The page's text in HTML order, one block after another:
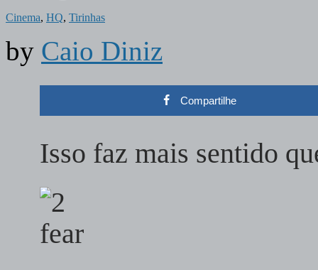
Cinema, HQ, Tirinhas
by Caio Diniz
Compartilhe
Isso faz mais sentido